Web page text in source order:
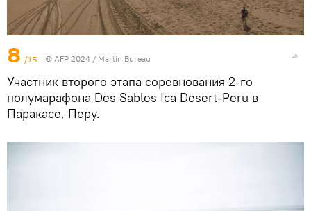
8 /15 © AFP 2024 / Martin Bureau
Участник второго этапа соревнования 2-го
полумарафона Des Sables Ica Desert-Peru в
Паракасе, Перу.